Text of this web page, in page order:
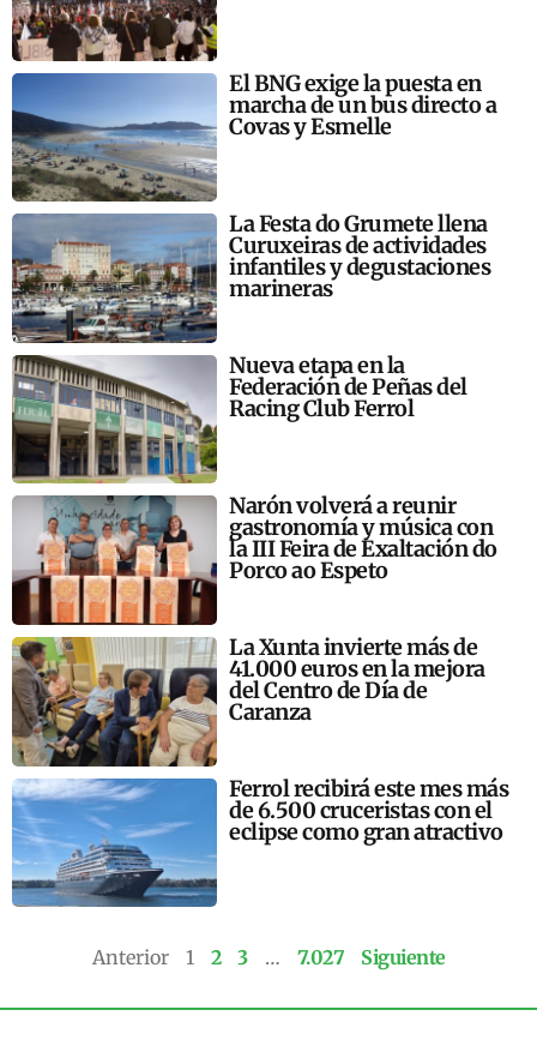
El BNG exige la puesta en
marcha de un bus directo a
Covas y Esmelle
La Festa do Grumete llena
Curuxeiras de actividades
infantiles y degustaciones
marineras
Nueva etapa en la
Federación de Peñas del
Racing Club Ferrol
Narón volverá a reunir
gastronomía y música con
la III Feira de Exaltación do
Porco ao Espeto
La Xunta invierte más de
41.000 euros en la mejora
del Centro de Día de
Caranza
Ferrol recibirá este mes más
de 6.500 cruceristas con el
eclipse como gran atractivo
Anterior 1 2 3 … 7.027 Siguiente